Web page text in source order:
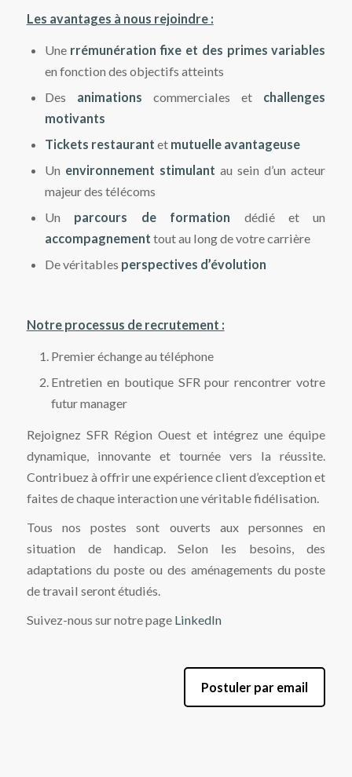
Les avantages à nous rejoindre :
Une rrémunération fixe et des primes variables
en fonction des objectifs atteints
Des animations commerciales et challenges
motivants
Tickets restaurant et mutuelle avantageuse
Un environnement stimulant au sein d’un acteur
majeur des télécoms
Un parcours de formation dédié et un
accompagnement tout au long de votre carrière
De véritables perspectives d’évolution
Notre processus de recrutement :
Premier échange au téléphone
Entretien en boutique SFR pour rencontrer votre
futur manager
Rejoignez SFR Région Ouest et intégrez une équipe
dynamique, innovante et tournée vers la réussite.
Contribuez à offrir une expérience client d’exception et
faites de chaque interaction une véritable fidélisation.
Tous nos postes sont ouverts aux personnes en
situation de handicap. Selon les besoins, des
adaptations du poste ou des aménagements du poste
de travail seront étudiés.
Suivez-nous sur notre page LinkedIn
Postuler par email